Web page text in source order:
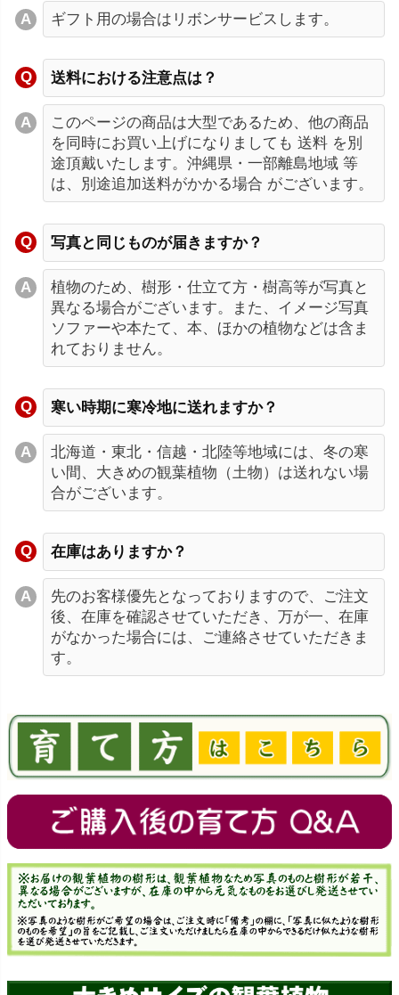
ギフト用の場合はリボンサービスします。
送料における注意点は？
このページの商品は大型であるため、他の商品
を同時にお買い上げになりましても 送料 を別
途頂戴いたします。沖縄県・一部離島地域 等
は、別途追加送料がかかる場合 がございます。
写真と同じものが届きますか？
植物のため、樹形・仕立て方・樹高等が写真と
異なる場合がございます。また、イメージ写真
ソファーや本たて、本、ほかの植物などは含ま
れておりません。
寒い時期に寒冷地に送れますか？
北海道・東北・信越・北陸等地域には、冬の寒
い間、大きめの観葉植物（土物）は送れない場
合がございます。
在庫はありますか？
先のお客様優先となっておりますので、ご注文
後、在庫を確認させていただき、万が一、在庫
がなかった場合には、ご連絡させていただきま
す。